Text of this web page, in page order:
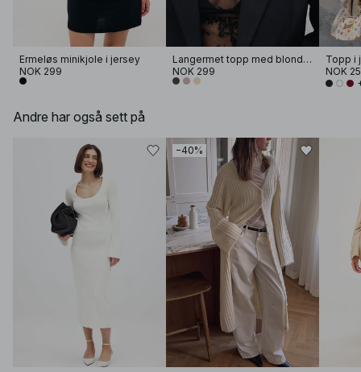
Ermeløs minikjole i jersey
NOK 299
Langermet topp med blonder
NOK 299
Topp i
NOK
Andre har også sett på
−40%